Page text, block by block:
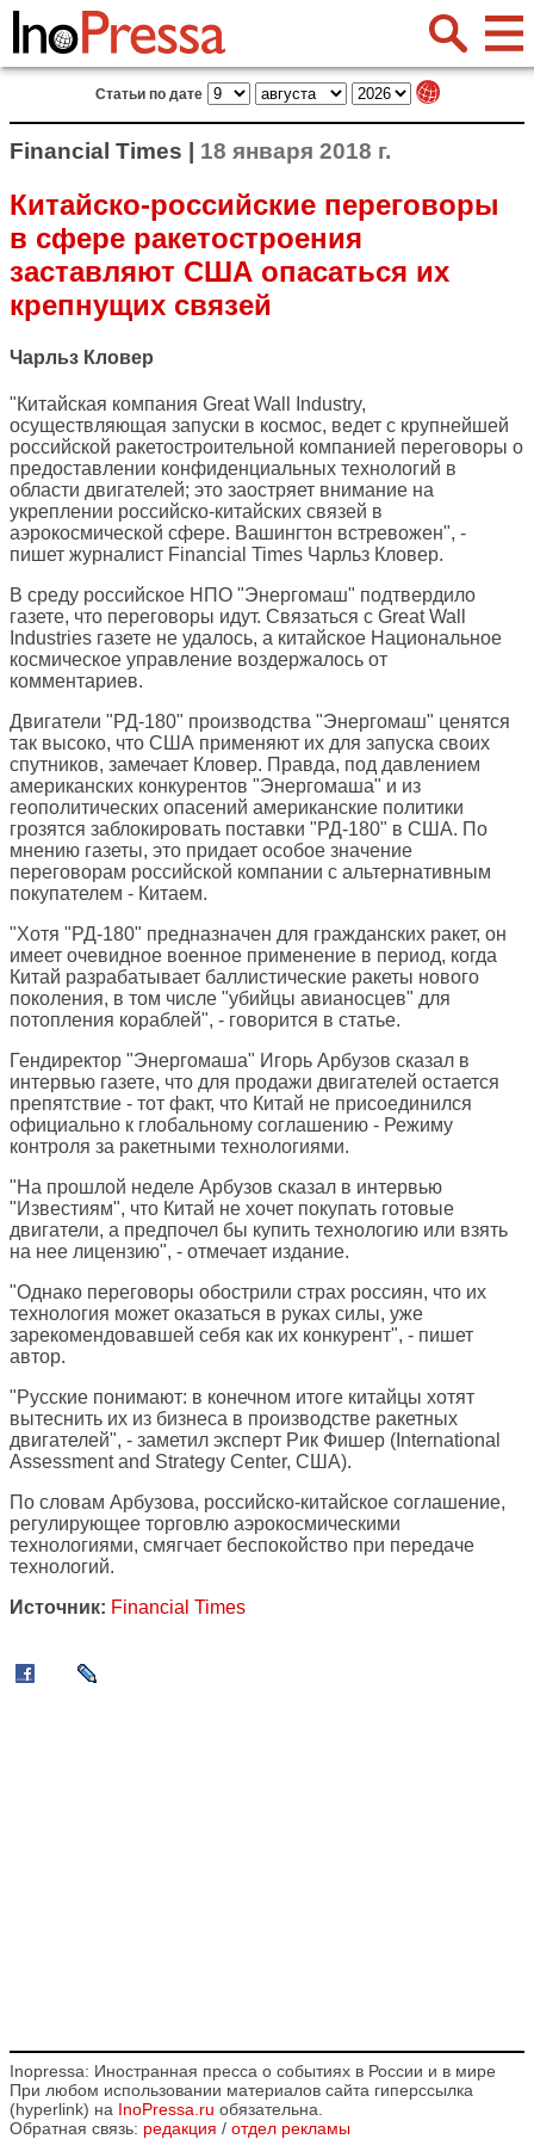
Статьи по дате
Financial Times | 18 января 2018 г.
Китайско-российские переговоры
в сфере ракетостроения
заставляют США опасаться их
крепнущих связей
Чарльз Кловер
"Китайская компания Great Wall Industry,
осуществляющая запуски в космос, ведет с крупнейшей
российской ракетостроительной компанией переговоры о
предоставлении конфиденциальных технологий в
области двигателей; это заостряет внимание на
укреплении российско-китайских связей в
аэрокосмической сфере. Вашингтон встревожен", -
пишет журналист Financial Times Чарльз Кловер.
В среду российское НПО "Энергомаш" подтвердило
газете, что переговоры идут. Связаться с Great Wall
Industries газете не удалось, а китайское Национальное
космическое управление воздержалось от
комментариев.
Двигатели "РД-180" производства "Энергомаш" ценятся
так высоко, что США применяют их для запуска своих
спутников, замечает Кловер. Правда, под давлением
американских конкурентов "Энергомаша" и из
геополитических опасений американские политики
грозятся заблокировать поставки "РД-180" в США. По
мнению газеты, это придает особое значение
переговорам российской компании с альтернативным
покупателем - Китаем.
"Хотя "РД-180" предназначен для гражданских ракет, он
имеет очевидное военное применение в период, когда
Китай разрабатывает баллистические ракеты нового
поколения, в том числе "убийцы авианосцев" для
потопления кораблей", - говорится в статье.
Гендиректор "Энергомаша" Игорь Арбузов сказал в
интервью газете, что для продажи двигателей остается
препятствие - тот факт, что Китай не присоединился
официально к глобальному соглашению - Режиму
контроля за ракетными технологиями.
"На прошлой неделе Арбузов сказал в интервью
"Известиям", что Китай не хочет покупать готовые
двигатели, а предпочел бы купить технологию или взять
на нее лицензию", - отмечает издание.
"Однако переговоры обострили страх россиян, что их
технология может оказаться в руках силы, уже
зарекомендовавшей себя как их конкурент", - пишет
автор.
"Русские понимают: в конечном итоге китайцы хотят
вытеснить их из бизнеса в производстве ракетных
двигателей", - заметил эксперт Рик Фишер (International
Assessment and Strategy Center, США).
По словам Арбузова, российско-китайское соглашение,
регулирующее торговлю аэрокосмическими
технологиями, смягчает беспокойство при передаче
технологий.
Источник: Financial Times
Inopressa: Иностранная пресса о событиях в России и в мире
При любом использовании материалов сайта гиперссылка
(hyperlink) на InoPressa.ru обязательна.
Обратная связь: редакция / отдел рекламы